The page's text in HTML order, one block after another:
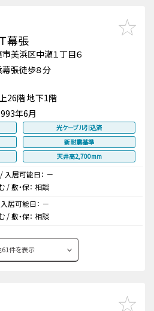
幕張
美浜区中瀬１丁目６
張徒歩８分
26階 地下1階
年6月
光ケーブル引込済
新耐震基準
天井高2,700mm
/ 入居可能日： －
/ 敷・保： 相談
入居可能日： －
/ 敷・保： 相談
61件を表示